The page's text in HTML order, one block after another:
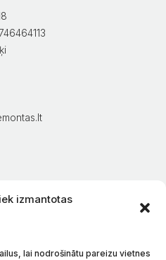
izmantotas
lai nodrošinātu pareizu vietnes